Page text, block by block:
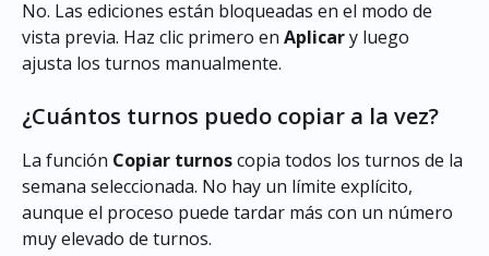
No. Las ediciones están bloqueadas en el modo de
vista previa. Haz clic primero en Aplicar y luego
ajusta los turnos manualmente.
¿Cuántos turnos puedo copiar a la vez?
La función Copiar turnos copia todos los turnos de la
semana seleccionada. No hay un límite explícito,
aunque el proceso puede tardar más con un número
muy elevado de turnos.